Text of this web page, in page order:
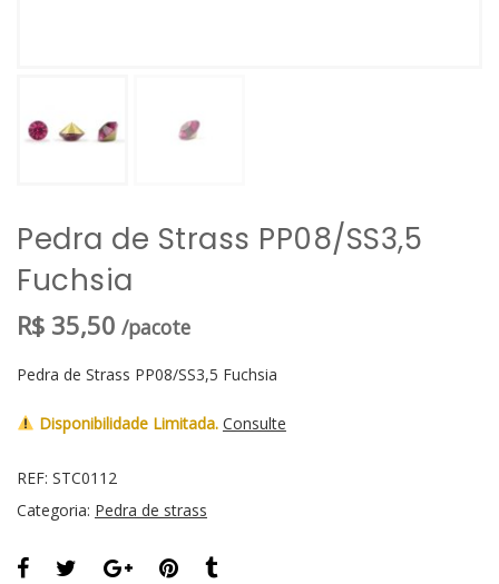
Pedra de Strass PP08/SS3,5
Fuchsia
R$ 35,50 /pacote
Pedra de Strass PP08/SS3,5 Fuchsia
Disponibilidade Limitada. Consulte
REF: STC0112
Categoria: Pedra de strass